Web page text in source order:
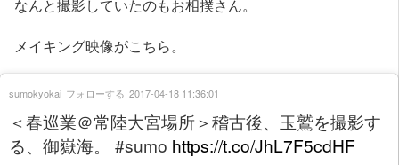
なんと撮影していたのもお相撲さん。
メイキング映像がこちら。
＜春巡業＠常陸大宮場所＞稽古後、玉鷲を撮影す
る、御嶽海。 #sumo https://t.co/JhL7F5cdHF
sumokyokai フォローする 2017-04-18 11:36:01